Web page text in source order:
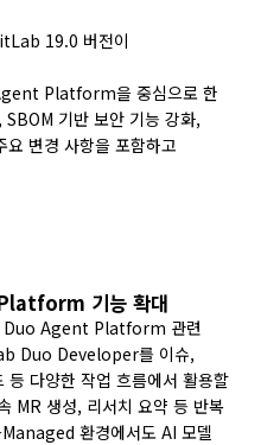
19.0 버전이
Platform을 중심으로 한
기반 보안 기능 강화,
변경 사항을 포함하고
기능 확대
Agent Platform 관련
Duo Developer를 이슈,
다양한 작업 흐름에서 활용할
MR 생성, 리서치 요약 등 반복
환경에서도 AI 모델